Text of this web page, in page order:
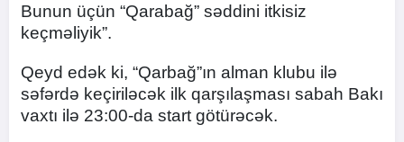
Bunun üçün “Qarabağ” səddini itkisiz
keçməliyik”.
Qeyd edək ki, “Qarbağ”ın alman klubu ilə
səfərdə keçiriləcək ilk qarşılaşması sabah Bakı
vaxtı ilə 23:00-da start götürəcək.